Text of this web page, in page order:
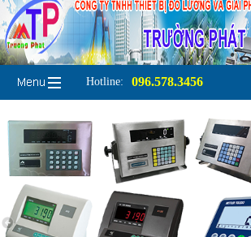
Hotline: 096.578.3456